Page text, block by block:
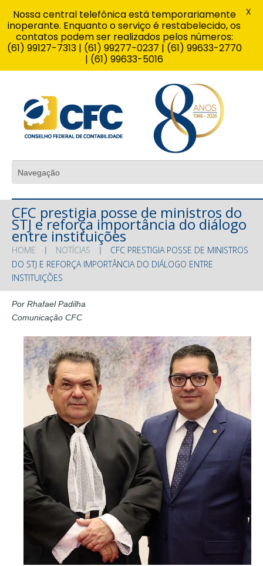
CFC prestigia posse de ministros do
STJ e reforça importância do diálogo
entre instituições
HOME NOTÍCIAS
CFC PRESTIGIA POSSE DE MINISTROS
DO STJ E REFORÇA IMPORTÂNCIA DO DIÁLOGO ENTRE
INSTITUIÇÕES
Por Rhafael Padilha
Comunicação CFC
Nossa central telefônica está temporariamente
inoperante. Enquanto o serviço é restabelecido, os
contatos podem ser realizados pelos números:
(61) 99127-7313 | (61) 99277-0237 | (61) 99633-2770
| (61) 99633-5016
X